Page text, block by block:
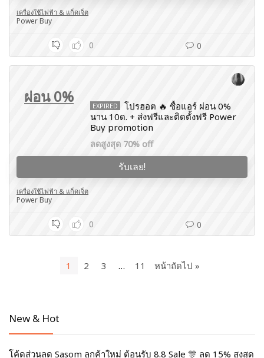
เครื่องใช้ไฟฟ้า & แก็ดเจ็ต
Power Buy
0 0
ผ่อน 0% EXPIRED
โปรฮอต 🔥 ซื้อแอร์ ผ่อน 0%
นาน 10ด. + ส่งฟรีและติดตั้งฟรี Power
Buy promotion
ลดสูงสุด 70% off
รับเลย!
เครื่องใช้ไฟฟ้า & แก็ดเจ็ต
Power Buy
0 0
1 2 3 … 11 หน้าถัดไป »
New & Hot
โค้ดส่วนลด Sasom ลูกค้าใหม่ ต้อนรับ 8.8 Sale 🎊 ลด 15% สูงสุด